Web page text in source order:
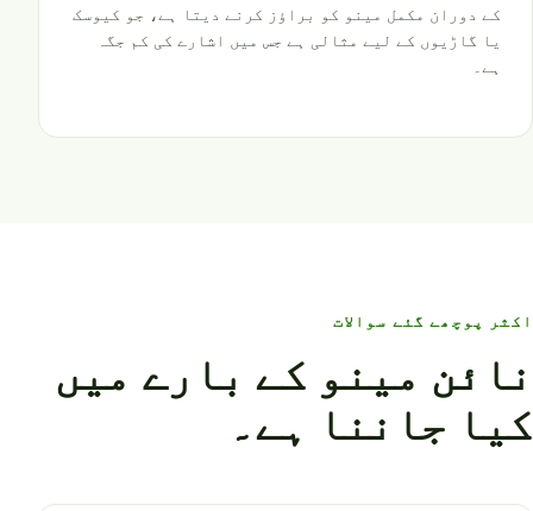
کے دوران مکمل مینو کو براؤز کرنے دیتا ہے، جو کیوسک
یا گاڑیوں کے لیے مثالی ہے جس میں اشارے کی کم جگہ
ہے۔
اکثر پوچھے گئے سوالات
نائن مینو کے بارے میں
کیا جاننا ہے۔